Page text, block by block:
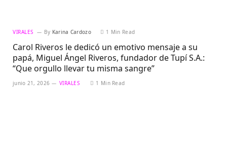
VIRALES By Karina Cardozo 1 Min Read
Carol Riveros le dedicó un emotivo mensaje a su
papá, Miguel Ángel Riveros, fundador de Tupí S.A.:
“Que orgullo llevar tu misma sangre”
junio 21, 2026 VIRALES 1 Min Read